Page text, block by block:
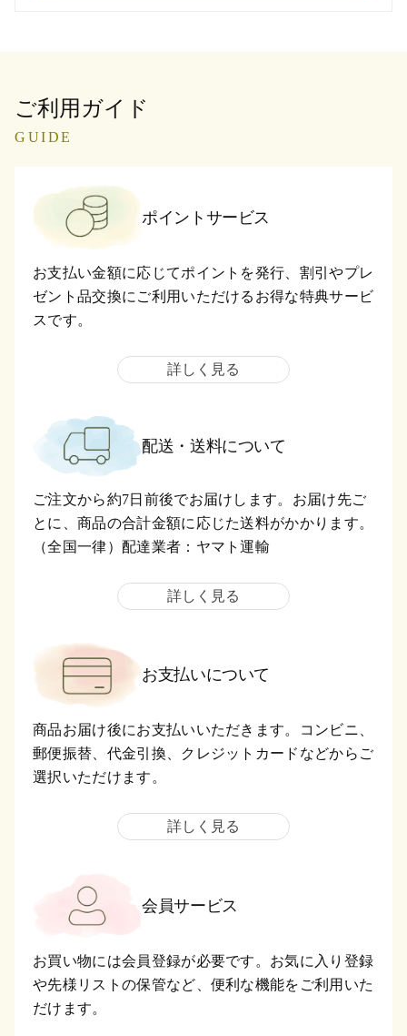
ご利用ガイド
GUIDE
ポイントサービス
お支払い金額に応じてポイントを発行、割引やプレ
ゼント品交換にご利用いただけるお得な特典サービ
スです。
詳しく見る
配送・送料について
ご注文から約7日前後でお届けします。お届け先ご
とに、商品の合計金額に応じた送料がかかります。
（全国一律）配達業者：ヤマト運輸
詳しく見る
お支払いについて
商品お届け後にお支払いいただきます。コンビニ、
郵便振替、代金引換、クレジットカードなどからご
選択いただけます。
詳しく見る
会員サービス
お買い物には会員登録が必要です。お気に入り登録
や先様リストの保管など、便利な機能をご利用いた
だけます。